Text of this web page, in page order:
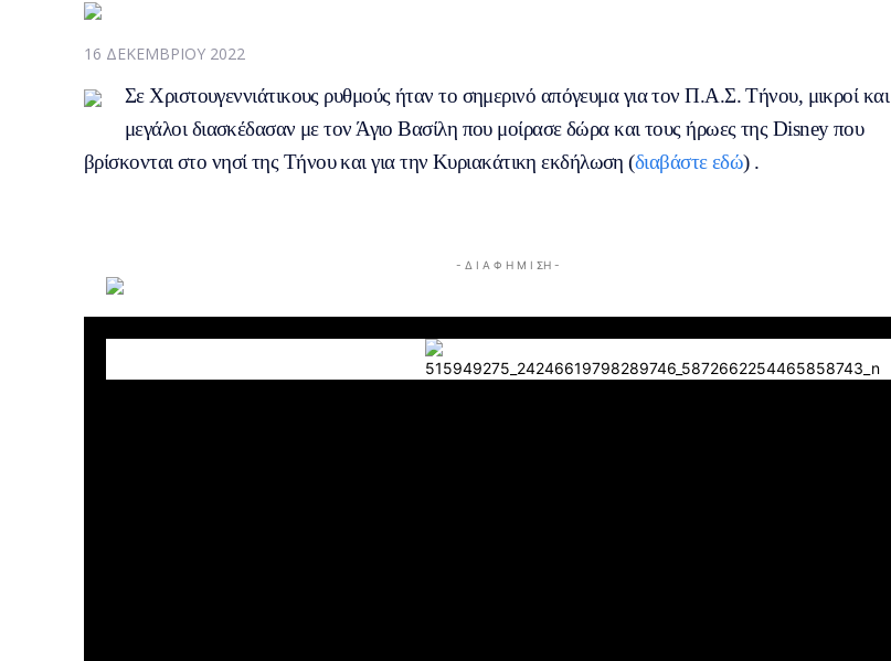
16 ΔΕΚΕΜΒΡΊΟΥ 2022
Σε Χριστουγεννιάτικους ρυθμούς ήταν το σημερινό απόγευμα για τον Π.Α.Σ. Τήνου, μικροί και
μεγάλοι διασκέδασαν με τον Άγιο Βασίλη που μοίρασε δώρα και τους ήρωες της Disney που
βρίσκονται στο νησί της Τήνου και για την Κυριακάτικη εκδήλωση (διαβάστε εδώ) .
- Δ Ι Α Φ Η Μ Ι ΣΗ -